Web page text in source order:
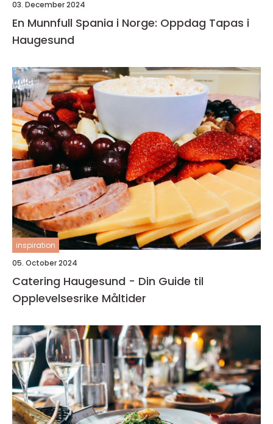
03. December 2024
En Munnfull Spania i Norge: Oppdag Tapas i
Haugesund
inspiration
05. October 2024
Catering Haugesund - Din Guide til
Opplevelsesrike Måltider